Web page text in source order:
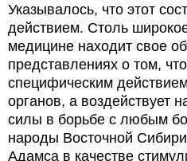
Указывалось, что этот
действием. Столь
медицине находит свое
представлениях о том,
специфическим
органов, а воздействует
силы в борьбе с любым
народы Восточной
Адамса в качестве